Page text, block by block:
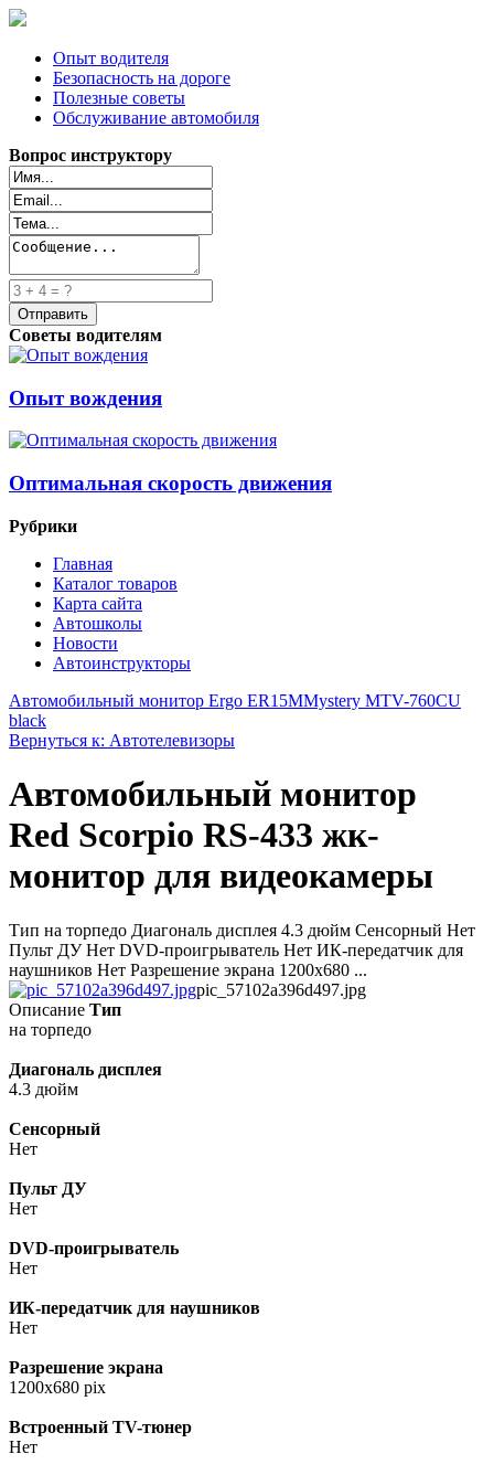
Опыт водителя
Безопасность на дороге
Полезные советы
Обслуживание автомобиля
Вопрос инструктору
Советы водителям
Опыт вождения
Оптимальная скорость движения
Рубрики
Главная
Каталог товаров
Карта сайта
Автошколы
Новости
Автоинструкторы
Автомобильный монитор Ergo ER15MMystery MTV-760CU
black
Вернуться к: Автотелевизоры
Автомобильный монитор
Red Scorpio RS-433 жк-
монитор для видеокамеры
Тип на торпедо Диагональ дисплея 4.3 дюйм Сенсорный Нет
Пульт ДУ Нет DVD-проигрыватель Нет ИК-передатчик для
наушников Нет Разрешение экрана 1200x680 ...
pic_57102a396d497.jpg
Описание Тип
на торпедо
Диагональ дисплея
4.3 дюйм
Сенсорный
Нет
Пульт ДУ
Нет
DVD-проигрыватель
Нет
ИК-передатчик для наушников
Нет
Разрешение экрана
1200x680 pix
Встроенный TV-тюнер
Нет